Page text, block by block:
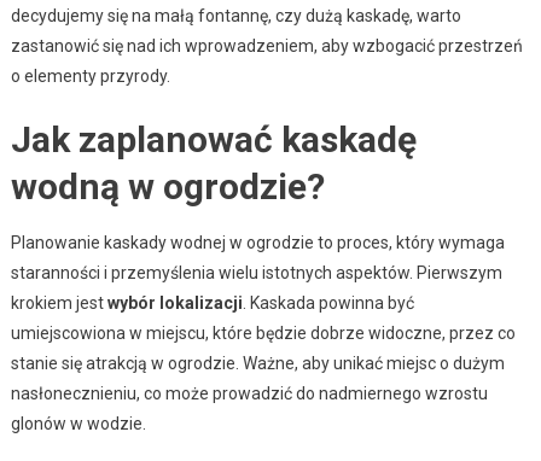
decydujemy się na małą fontannę, czy dużą kaskadę, warto
zastanowić się nad ich wprowadzeniem, aby wzbogacić przestrzeń
o elementy przyrody.
Jak zaplanować kaskadę
wodną w ogrodzie?
Planowanie kaskady wodnej w ogrodzie to proces, który wymaga
staranności i przemyślenia wielu istotnych aspektów. Pierwszym
krokiem jestwybór lokalizacji . Kaskada powinna być
umiejscowiona w miejscu, które będzie dobrze widoczne, przez co
stanie się atrakcją w ogrodzie. Ważne, aby unikać miejsc o dużym
nasłonecznieniu, co może prowadzić do nadmiernego wzrostu
glonów w wodzie.